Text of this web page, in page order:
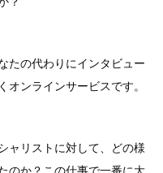
たの代わりにインタビュー
オンラインサービスです。
ャリストに対して、どの様
のか？ この仕事で一番に大